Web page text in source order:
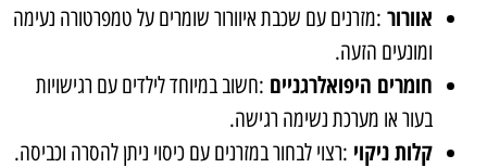
אוורור :מזרנים עם שכבת איוורור שומרים על טמפרטורה נעימה
ומונעים הזעה.
חומרים היפואלרגניים :חשוב במיוחד לילדים עם רגישויות
בעור או מערכת נשימה רגישה.
קלות ניקוי :רצוי לבחור במזרנים עם כיסוי ניתן להסרה וכביסה.